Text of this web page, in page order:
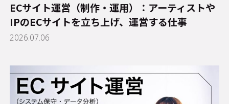
ECサイト運営（制作・運用）：アーティストや
IPのECサイトを立ち上げ、運営する仕事
2026.07.06